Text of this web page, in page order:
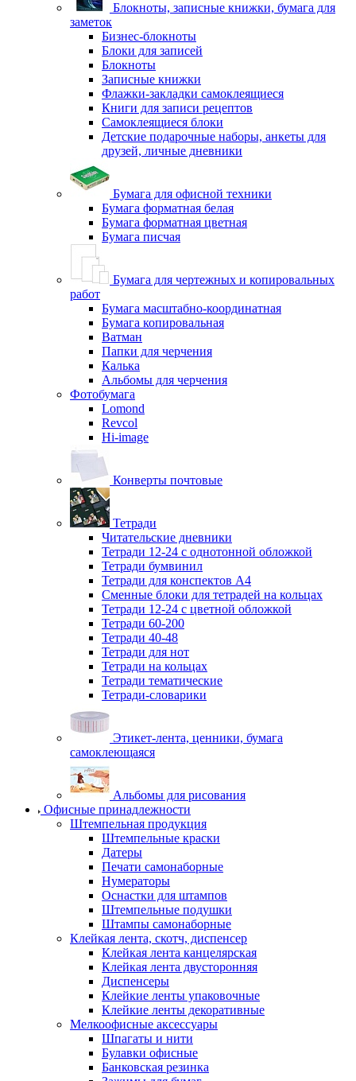
Блокноты, записные книжки, бумага для
заметок
Бизнес-блокноты
Блоки для записей
Блокноты
Записные книжки
Флажки-закладки самоклеящиеся
Книги для записи рецептов
Самоклеящиеся блоки
Детские подарочные наборы, анкеты для
друзей, личные дневники
Бумага для офисной техники
Бумага форматная белая
Бумага форматная цветная
Бумага писчая
Бумага для чертежных и копировальных
работ
Бумага масштабно-координатная
Бумага копировальная
Ватман
Папки для черчения
Калька
Альбомы для черчения
Фотобумага
Lomond
Revcol
Hi-image
Конверты почтовые
Тетради
Читательские дневники
Тетради 12-24 с однотонной обложкой
Тетради бумвинил
Тетради для конспектов А4
Сменные блоки для тетрадей на кольцах
Тетради 12-24 с цветной обложкой
Тетради 60-200
Тетради 40-48
Тетради для нот
Тетради на кольцах
Тетради тематические
Тетради-словарики
Этикет-лента, ценники, бумага
самоклеющаяся
Альбомы для рисования
Офисные принадлежности
Штемпельная продукция
Штемпельные краски
Датеры
Печати самонаборные
Нумераторы
Оснастки для штампов
Штемпельные подушки
Штампы самонаборные
Клейкая лента, скотч, диспенсер
Клейкая лента канцелярская
Клейкая лента двусторонняя
Диспенсеры
Клейкие ленты упаковочные
Клейкие ленты декоративные
Мелкоофисные аксессуары
Шпагаты и нити
Булавки офисные
Банковская резинка